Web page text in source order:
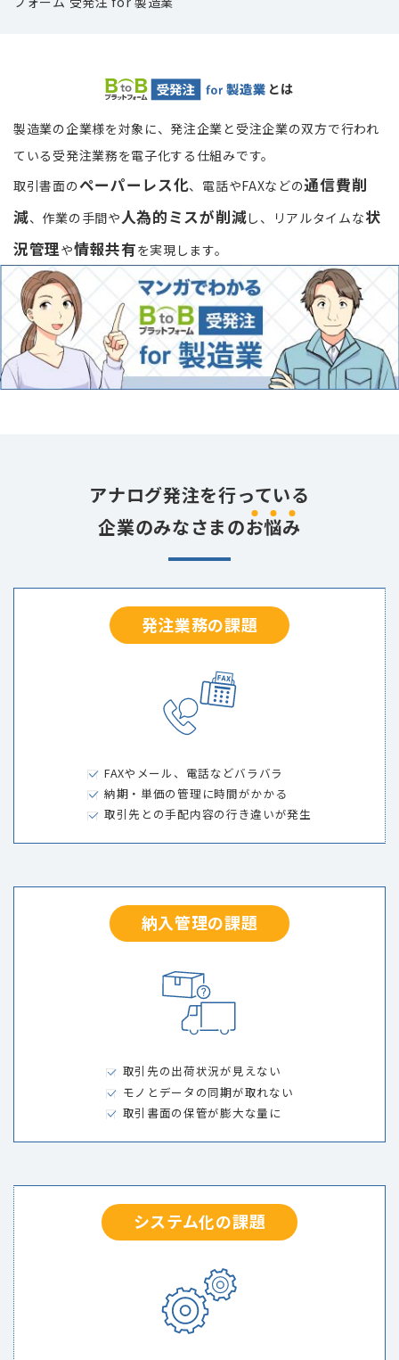
とは
製造業の企業様を対象に、発注企業と受注企業の双方で行われ
ている受発注業務を電子化する仕組みです。
取引書面のペーパーレス化、電話やFAXなどの通信費削
減、作業の手間や人為的ミスが削減し、 リアルタイムな状
況管理や情報共有を実現します。
アナログ発注を行っている
企業のみなさまのお悩み
発注業務の課題
FAXやメール、電話などバラバラ
納期・単価の管理に時間がかかる
取引先との手配内容の行き違いが発生
納入管理の課題
取引先の出荷状況が見えない
モノとデータの同期が取れない
取引書面の保管が膨大な量に
システム化の課題